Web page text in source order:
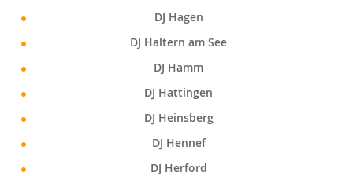
DJ Hagen
DJ Haltern am See
DJ Hamm
DJ Hattingen
DJ Heinsberg
DJ Hennef
DJ Herford